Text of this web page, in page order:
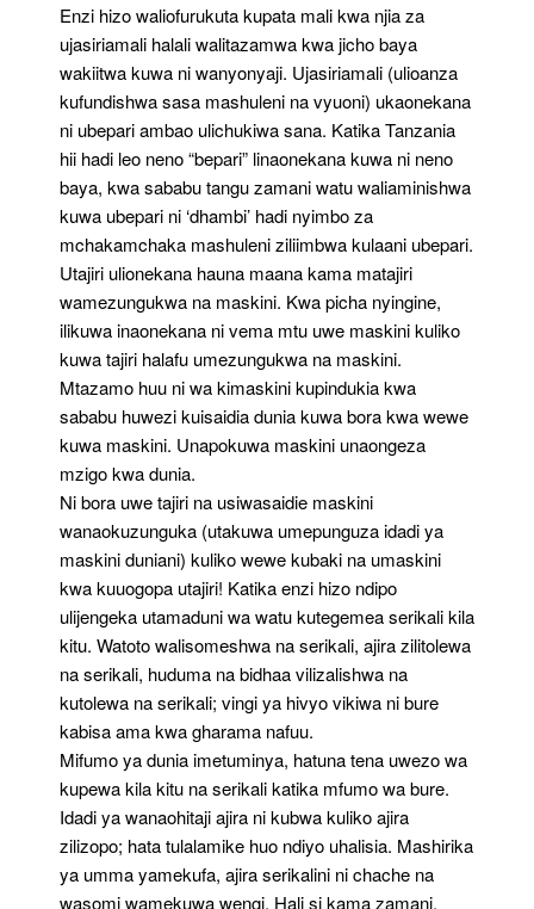
Enzi hizo waliofurukuta kupata mali kwa njia za
ujasiriamali halali walitazamwa kwa jicho baya
wakiitwa kuwa ni wanyonyaji. Ujasiriamali (ulioanza
kufundishwa sasa mashuleni na vyuoni) ukaonekana
ni ubepari ambao ulichukiwa sana. Katika Tanzania
hii hadi leo neno “bepari” linaonekana kuwa ni neno
baya, kwa sababu tangu zamani watu waliaminishwa
kuwa ubepari ni ‘dhambi’ hadi nyimbo za
mchakamchaka mashuleni ziliimbwa kulaani ubepari.
Utajiri ulionekana hauna maana kama matajiri
wamezungukwa na maskini. Kwa picha nyingine,
ilikuwa inaonekana ni vema mtu uwe maskini kuliko
kuwa tajiri halafu umezungukwa na maskini.
Mtazamo huu ni wa kimaskini kupindukia kwa
sababu huwezi kuisaidia dunia kuwa bora kwa wewe
kuwa maskini. Unapokuwa maskini unaongeza
mzigo kwa dunia.
Ni bora uwe tajiri na usiwasaidie maskini
wanaokuzunguka (utakuwa umepunguza idadi ya
maskini duniani) kuliko wewe kubaki na umaskini
kwa kuuogopa utajiri! Katika enzi hizo ndipo
ulijengeka utamaduni wa watu kutegemea serikali kila
kitu. Watoto walisomeshwa na serikali, ajira zilitolewa
na serikali, huduma na bidhaa vilizalishwa na
kutolewa na serikali; vingi ya hivyo vikiwa ni bure
kabisa ama kwa gharama nafuu.
Mifumo ya dunia imetuminya, hatuna tena uwezo wa
kupewa kila kitu na serikali katika mfumo wa bure.
Idadi ya wanaohitaji ajira ni kubwa kuliko ajira
zilizopo; hata tulalamike huo ndiyo uhalisia. Mashirika
ya umma yamekufa, ajira serikalini ni chache na
wasomi wamekuwa wengi. Hali si kama zamani,